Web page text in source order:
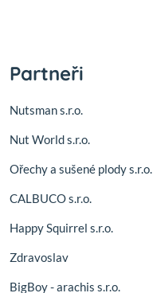
Partneři
Nutsman s.r.o.
Nut World s.r.o.
Ořechy a sušené plody s.r.o.
CALBUCO s.r.o.
Happy Squirrel s.r.o.
Zdravoslav
BigBoy - arachis s.r.o.